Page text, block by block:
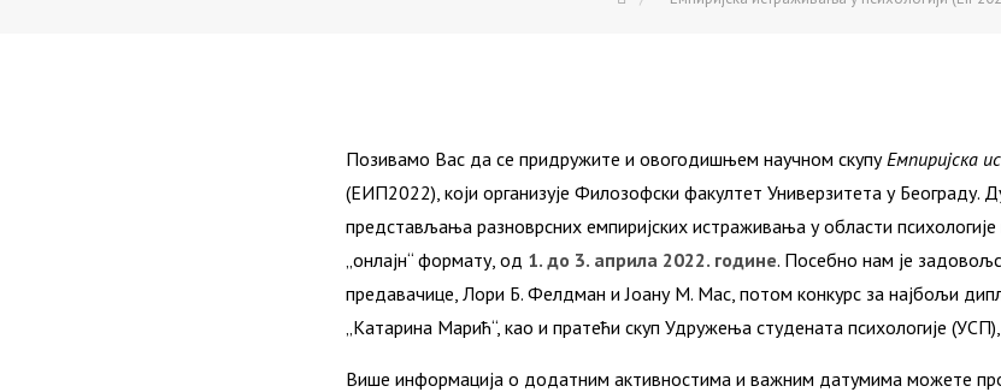
Позивамо Вас да се придружите и овогодишњем научном скупуЕмпиријска
(ЕИП2022), који организује Филозофски факултет Универзитета у Београду.
представљања разноврсних емпиријских истраживања у области
„онлајн“ формату, од 1. до 3. априла 2022. године. Посебно нам је
предавачице, Лори Б. Фелдман и Јоану М. Мас, потом конкурс за најбољи
„Катарина Марић“, као и пратећи скуп Удружења студената психологије (УСП),
Више информација о додатним активностима и важним датумима можете